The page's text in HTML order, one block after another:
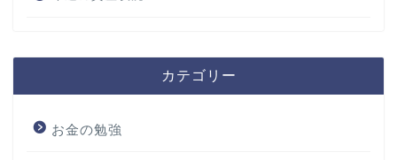
カテゴリー
お金の勉強